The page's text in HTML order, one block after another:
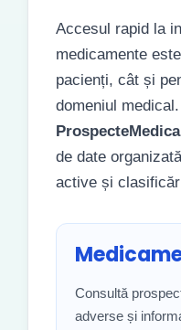
Accesul rapid la
medicamente
pacienți, cât și
domeniul
de date
active și
Consultă
adverse și